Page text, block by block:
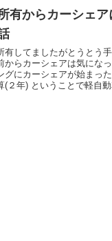
有からカーシェ
有してましたがとうとう
からカーシェアは気にな
グにカーシェアが始まっ
(２年) ということで軽自